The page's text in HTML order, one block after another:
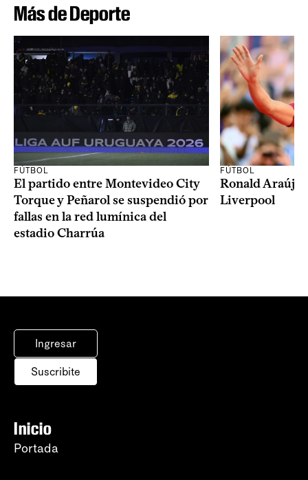
Más de Deporte
FÚTBOL
El partido entre Montevideo City
Torque y Peñarol se suspendió por
fallas en la red lumínica del
estadio Charrúa
FÚTBOL
Ronald Araújo
Liverpool
Ingresar
Suscribite
Inicio
Portada